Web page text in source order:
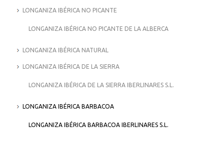
LONGANIZA IBÉRICA NO PICANTE
LONGANIZA IBÉRICA NO PICANTE DE LA ALBERCA
LONGANIZA IBÉRICA NATURAL
LONGANIZA IBÉRICA DE LA SIERRA
LONGANIZA IBÉRICA DE LA SIERRA IBERLINARES S.L.
LONGANIZA IBÉRICA BARBACOA
LONGANIZA IBÉRICA BARBACOA IBERLINARES S.L.